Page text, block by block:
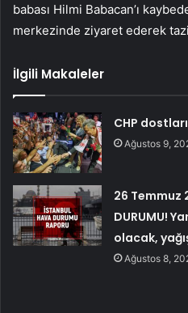
babası Hilmi Babacan’ı
merkezinde ziyaret ederek
İlgili Makaleler
CHP
Ağustos 9,
26 Temmuz
DURUMU!
olacak,
Ağustos 8,